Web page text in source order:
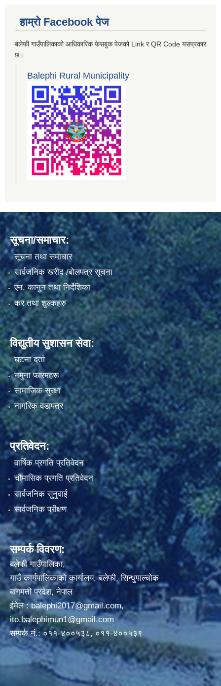
हाम्रो Facebook पेज
बलेफी गाउँपालिकाको आधिकारिक फेसबुक पेजको Link र QR Code यसप्रकार
छ।
Balephi Rural Municipality
सूचना/समाचार:
सूचना तथा समाचार
सार्वजनिक खरीद /बोलपत्र सूचना
एन, कानुन तथा निर्देशिका
कर तथा शुल्कहरु
विद्युतीय सुशासन सेवा:
घटना दर्ता
नमुना फारमहरू
सामाजिक सुरक्षा
नागरिक वडापत्र
प्रतिवेदन:
वार्षिक प्रगति प्रतिवेदन
चौमासिक प्रगति प्रतिवेदन
सार्वजनिक सुनुवाई
सार्वजनिक परीक्षण
सम्पर्क विवरण:
बलेफी गाउँपालिका,
गाउँ कार्यपालिकाको कार्यालय, बलेफी, सिन्धुपाल्चोक
बागमती प्रदेश, नेपाल
ईमेल :balephi2017@gmail.com,
ito.balephimun1@gmail.com
सम्पर्क नं.: ०११-४००५३८, ०११-४००५३९